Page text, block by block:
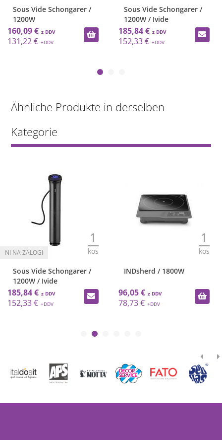
Sous Vide Schongarer /
1200W
160,09 €
131,22 €
Sous Vide Schongarer /
1200W / Ivide
185,84 €
152,33 €
Ähnliche Produkte in derselben
Kategorie
1
kos
Sous Vide Schongarer /
1200W / Ivide
185,84 €
152,33 €
1
kos
INDsherd / 1800W
96,05 €
78,73 €